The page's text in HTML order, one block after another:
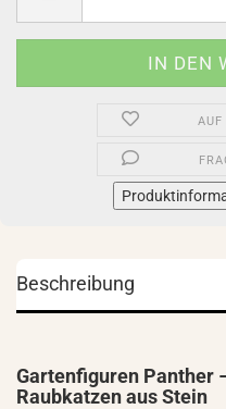
AUF
Beschreibung
Gartenfiguren Panther
Raubkatzen aus Stein